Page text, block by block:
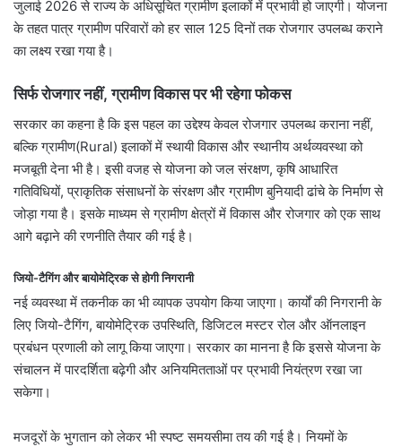
जुलाई 2026 से राज्य के अधिसूचित ग्रामीण इलाकों में प्रभावी हो जाएगी। योजना
के तहत पात्र ग्रामीण परिवारों को हर साल 125 दिनों तक रोजगार उपलब्ध कराने
का लक्ष्य रखा गया है।
सिर्फ रोजगार नहीं, ग्रामीण विकास पर भी रहेगा फोकस
सरकार का कहना है कि इस पहल का उद्देश्य केवल रोजगार उपलब्ध कराना नहीं,
बल्कि ग्रामीण(Rural) इलाकों में स्थायी विकास और स्थानीय अर्थव्यवस्था को
मजबूती देना भी है। इसी वजह से योजना को जल संरक्षण, कृषि आधारित
गतिविधियों, प्राकृतिक संसाधनों के संरक्षण और ग्रामीण बुनियादी ढांचे के निर्माण से
जोड़ा गया है। इसके माध्यम से ग्रामीण क्षेत्रों में विकास और रोजगार को एक साथ
आगे बढ़ाने की रणनीति तैयार की गई है।
जियो-टैगिंग और बायोमेट्रिक से होगी निगरानी
नई व्यवस्था में तकनीक का भी व्यापक उपयोग किया जाएगा। कार्यों की निगरानी के
लिए जियो-टैगिंग, बायोमेट्रिक उपस्थिति, डिजिटल मस्टर रोल और ऑनलाइन
प्रबंधन प्रणाली को लागू किया जाएगा। सरकार का मानना है कि इससे योजना के
संचालन में पारदर्शिता बढ़ेगी और अनियमितताओं पर प्रभावी नियंत्रण रखा जा
सकेगा।
मजदूरों के भुगतान को लेकर भी स्पष्ट समयसीमा तय की गई है। नियमों के